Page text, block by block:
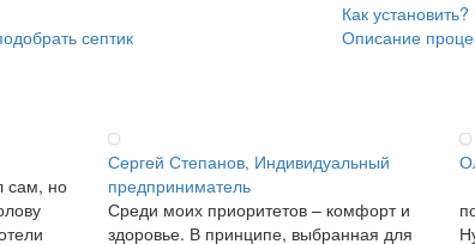
септик
Как установить?
Описание
сам, но
Сергей Степанов, Индивидуальный
предприниматель
Среди моих приоритетов – комфорт и
здоровье. В принципе, выбранная для